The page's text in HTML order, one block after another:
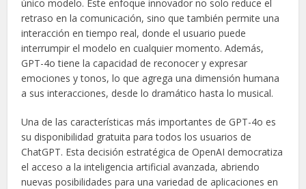
único modelo. Este enfoque innovador no solo reduce el
retraso en la comunicación, sino que también permite una
interacción en tiempo real, donde el usuario puede
interrumpir el modelo en cualquier momento. Además,
GPT-4o tiene la capacidad de reconocer y expresar
emociones y tonos, lo que agrega una dimensión humana
a sus interacciones, desde lo dramático hasta lo musical.
Una de las características más importantes de GPT-4o es
su disponibilidad gratuita para todos los usuarios de
ChatGPT. Esta decisión estratégica de OpenAI democratiza
el acceso a la inteligencia artificial avanzada, abriendo
nuevas posibilidades para una variedad de aplicaciones en